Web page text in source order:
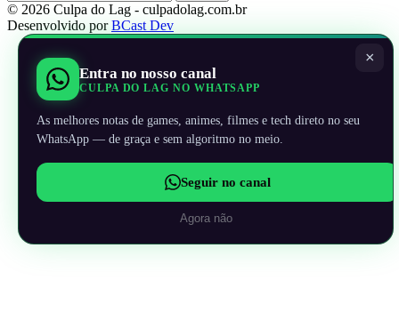
© 2026 Culpa do Lag - culpadolag.com.br
Desenvolvido porBCast Dev
×
Entra no nosso canal
CULPA DO LAG NO WHATSAPP
As melhores notas de games, animes, filmes e tech direto no seu
WhatsApp — de graça e sem algoritmo no meio.
Seguir no canal
Agora não